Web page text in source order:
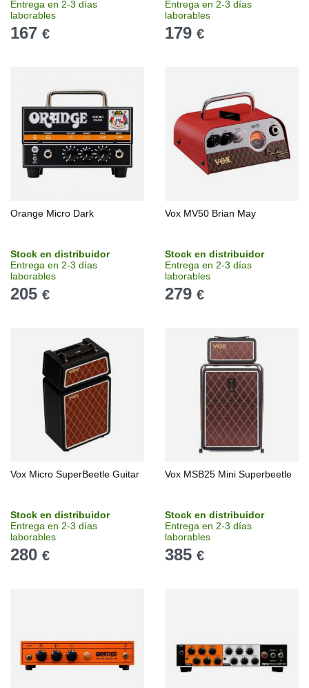
Entrega en 2-3 días
laborables
167 €
Entrega en 2-3 días
laborables
179 €
Orange Micro Dark
Stock en distribuidor
Entrega en 2-3 días
laborables
205 €
Vox MV50 Brian May
Stock en distribuidor
Entrega en 2-3 días
laborables
279 €
Vox Micro SuperBeetle Guitar
Stock en distribuidor
Entrega en 2-3 días
laborables
280 €
Vox MSB25 Mini Superbeetle
Stock en distribuidor
Entrega en 2-3 días
laborables
385 €